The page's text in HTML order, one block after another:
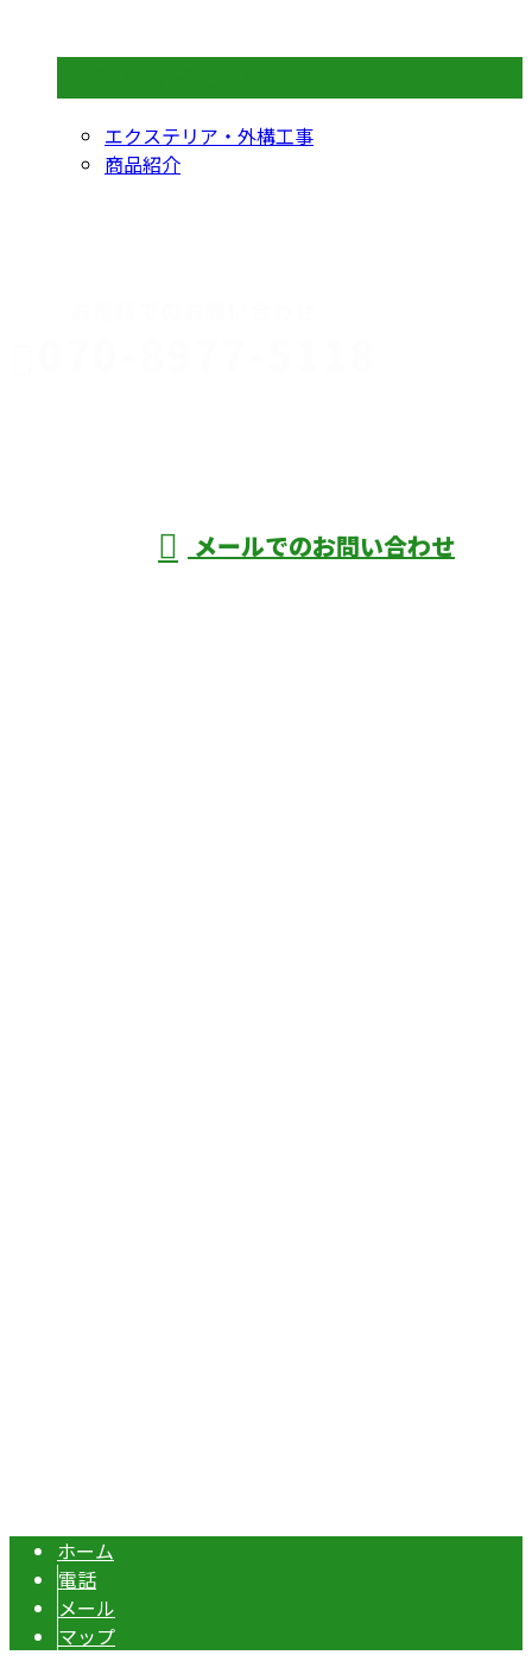
エクステリア・外構工事
商品紹介
メールでのお問い合わせ
ホーム
電話
メール
マップ